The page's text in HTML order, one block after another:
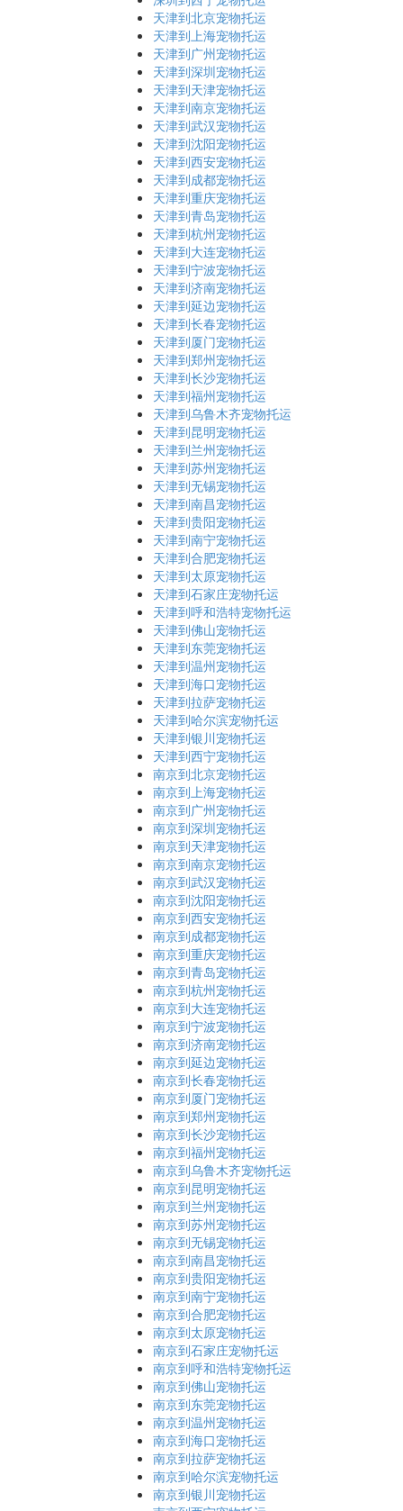
天津到北京宠物托运
天津到上海宠物托运
天津到广州宠物托运
天津到深圳宠物托运
天津到天津宠物托运
天津到南京宠物托运
天津到武汉宠物托运
天津到沈阳宠物托运
天津到西安宠物托运
天津到成都宠物托运
天津到重庆宠物托运
天津到青岛宠物托运
天津到杭州宠物托运
天津到大连宠物托运
天津到宁波宠物托运
天津到济南宠物托运
天津到延边宠物托运
天津到长春宠物托运
天津到厦门宠物托运
天津到郑州宠物托运
天津到长沙宠物托运
天津到福州宠物托运
天津到乌鲁木齐宠物托运
天津到昆明宠物托运
天津到兰州宠物托运
天津到苏州宠物托运
天津到无锡宠物托运
天津到南昌宠物托运
天津到贵阳宠物托运
天津到南宁宠物托运
天津到合肥宠物托运
天津到太原宠物托运
天津到石家庄宠物托运
天津到呼和浩特宠物托运
天津到佛山宠物托运
天津到东莞宠物托运
天津到温州宠物托运
天津到海口宠物托运
天津到拉萨宠物托运
天津到哈尔滨宠物托运
天津到银川宠物托运
天津到西宁宠物托运
南京到北京宠物托运
南京到上海宠物托运
南京到广州宠物托运
南京到深圳宠物托运
南京到天津宠物托运
南京到南京宠物托运
南京到武汉宠物托运
南京到沈阳宠物托运
南京到西安宠物托运
南京到成都宠物托运
南京到重庆宠物托运
南京到青岛宠物托运
南京到杭州宠物托运
南京到大连宠物托运
南京到宁波宠物托运
南京到济南宠物托运
南京到延边宠物托运
南京到长春宠物托运
南京到厦门宠物托运
南京到郑州宠物托运
南京到长沙宠物托运
南京到福州宠物托运
南京到乌鲁木齐宠物托运
南京到昆明宠物托运
南京到兰州宠物托运
南京到苏州宠物托运
南京到无锡宠物托运
南京到南昌宠物托运
南京到贵阳宠物托运
南京到南宁宠物托运
南京到合肥宠物托运
南京到太原宠物托运
南京到石家庄宠物托运
南京到呼和浩特宠物托运
南京到佛山宠物托运
南京到东莞宠物托运
南京到温州宠物托运
南京到海口宠物托运
南京到拉萨宠物托运
南京到哈尔滨宠物托运
南京到银川宠物托运